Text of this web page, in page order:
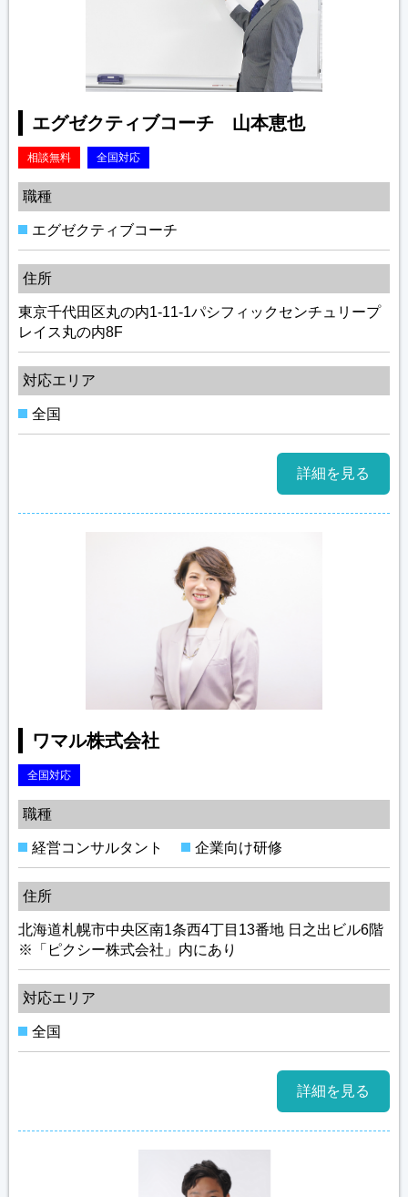
エグゼクティブコーチ 山本恵也
相談無料 全国対応
職種
エグゼクティブコーチ
住所
東京千代田区丸の内1-11-1パシフィックセンチュリープ
レイス丸の内8F
対応エリア
全国
詳細を見る
ワマル株式会社
全国対応
職種
経営コンサルタント 企業向け研修
住所
北海道札幌市中央区南1条西4丁目13番地 日之出ビル6階
※「ピクシー株式会社」内にあり
対応エリア
全国
詳細を見る